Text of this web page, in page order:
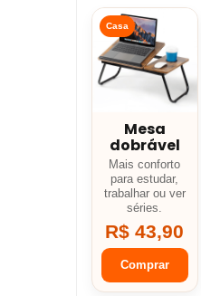
Casa
Mesa
dobrável
Mais conforto
para estudar,
trabalhar ou ver
séries.
R$ 43,90
Comprar